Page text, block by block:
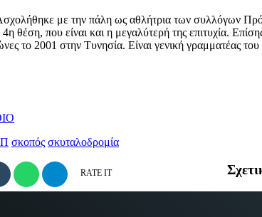
με την πάλη ως αθλήτρια των συλλόγων
θέση, που είναι και η μεγαλύτερή της επιτυχία.
το 2001 στην Τυνησία. Eίναι γενική
σκοπός σκυταλοδρομία
RATE IT